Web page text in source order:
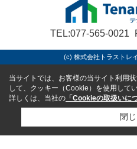
TEL:077-565-0021
(c) 株式会社トラストレ
当サイトでは、お客様の当サイト利用
して、クッキー（Cookie）を使用してい
詳しくは、当社の 「Cookieの取扱いに
閉